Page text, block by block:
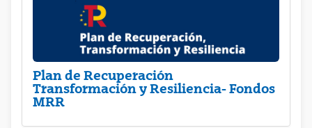
Plan de Recuperación
Transformación y Resiliencia- Fondos
MRR